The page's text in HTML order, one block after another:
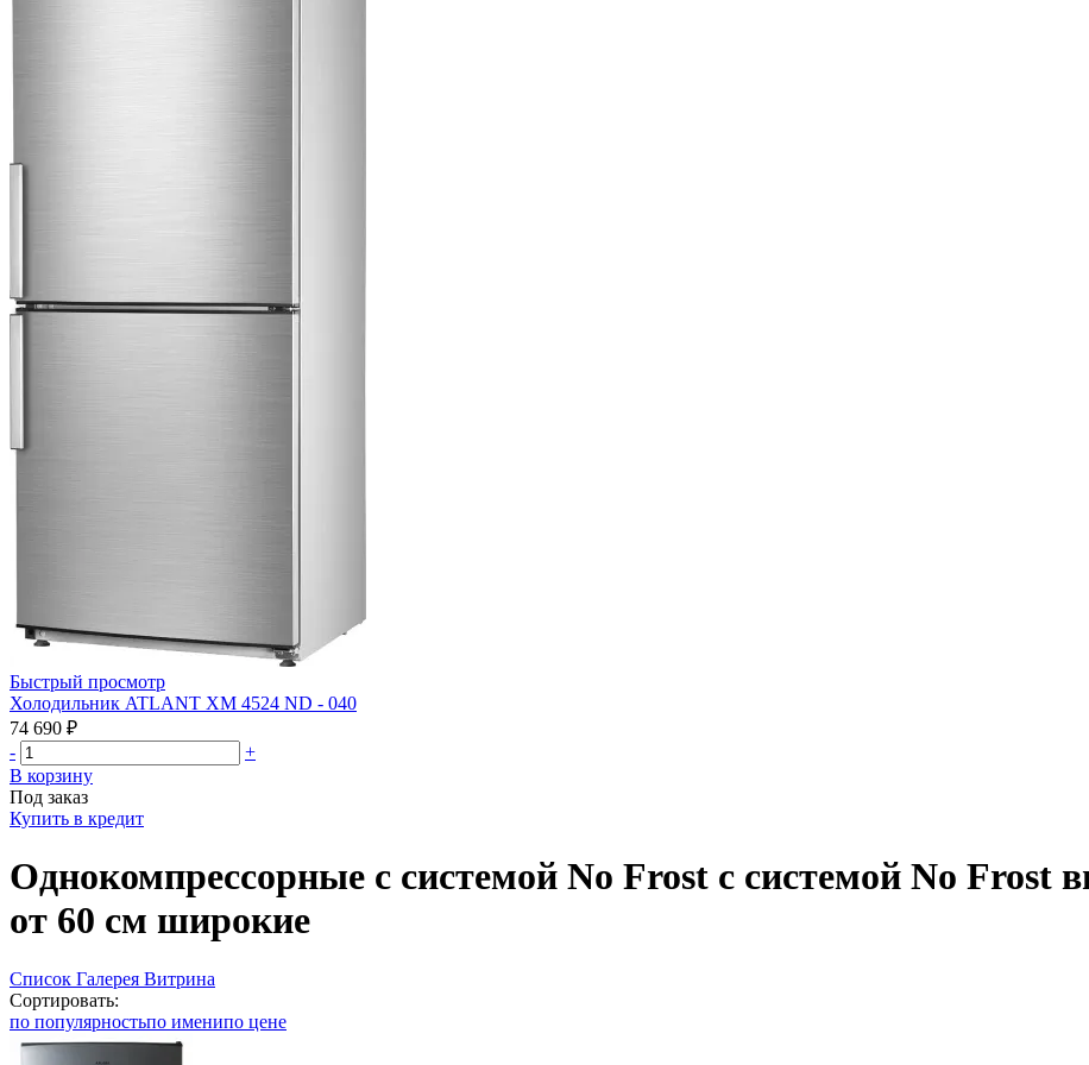
Быстрый просмотр
Холодильник ATLANT ХМ 4524 ND - 040
74 690 ₽
-
+
В корзину
Под заказ
Купить в кредит
Однокомпрессорные с системой No Frost с системой No Frost
от 60 см широкие
Список Галерея Витрина
Сортировать:
по популярностьпо именипо цене